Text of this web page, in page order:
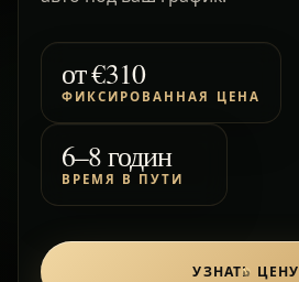
от€310
ФИКСИРОВАННАЯ ЦЕНА
6–8 годин
ВРЕМЯ В ПУТИ
УЗНАТЬ ЦЕНУ